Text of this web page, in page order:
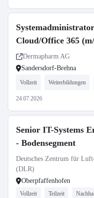
Cloud/Office 365
Dermapharm AG
Sandersdorf-Brehna
Vollzeit Weiterbildungen
24.07.2026
Senior IT-Systems
- Bodensegment
Deutsches Zentrum für
(DLR)
Oberpfaffenhofen
Vollzeit Teilzeit